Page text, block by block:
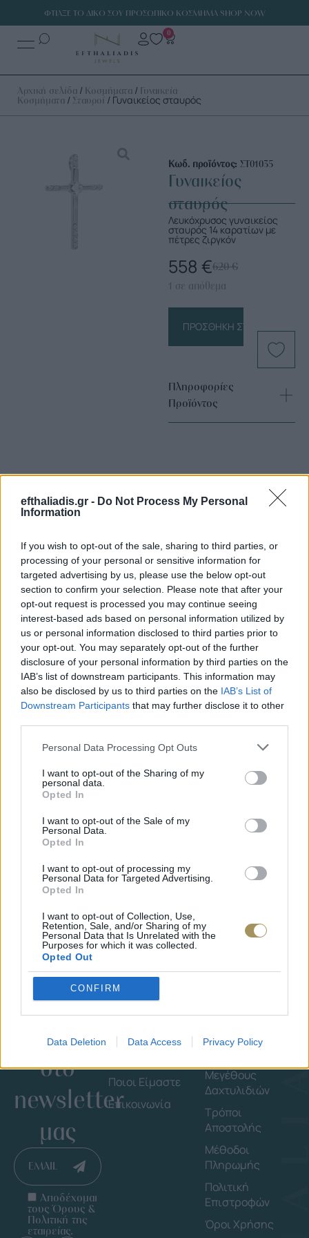
efthaliadis.gr - Do Not Process My Personal
Information
If you wish to opt-out of the sale, sharing to third parties, or
processing of your personal or sensitive information for
targeted advertising by us, please use the below opt-out
section to confirm your selection. Please note that after your
opt-out request is processed you may continue seeing
interest-based ads based on personal information utilized by
us or personal information disclosed to third parties prior to
your opt-out. You may separately opt-out of the further
disclosure of your personal information by third parties on the
IAB’s list of downstream participants. This information may
also be disclosed by us to third parties on the IAB’s List of
Downstream Participants that may further disclose it to other
Personal Data Processing Opt Outs
I want to opt-out of the Sharing of my
personal data.
Opted In
I want to opt-out of the Sale of my
Personal Data.
Opted In
I want to opt-out of processing my
Personal Data for Targeted Advertising.
Opted In
I want to opt-out of Collection, Use,
Retention, Sale, and/or Sharing of my
Personal Data that Is Unrelated with the
Purposes for which it was collected.
Opted Out
CONFIRM
Data Deletion Data Access Privacy Policy
ΦΤΙΑΞΕ ΤΟ ΔΙΚΟ ΣΟΥ ΠΡΟΣΩΠΙΚΟ ΚΟΣΜΗΜΑ SHOP NOW
0
Αρχική σελίδα / Κοσμήματα / Γυναικεία
Κοσμήματα / Σταυροί / Γυναικείος σταυρός
Κωδ. προϊόντος: ΣΤ01035
Γυναικείος
σταυρός
Λευκόχρυσος γυναικείος
σταυρός 14 καρατίων με
πέτρες ζιργκόν
620€
558 €
1 σε απόθεμα
ΠΡΟΣΘΉΚΗ ΣΤΟ ΚΑΛΆΘΙ
Πληροφορίες
Προϊόντος
Επιλογές Που Ταιριάζουν
Ανακαλύψτε τα κοσμήματα που αγαπήθηκαν περισσότερο!
Εδώ θα βρείτε τις κορυφαίες επιλογές που ξεχωρίζουν για
το μοναδικό τους στυλ και την εξαιρετική τους ποιότητα.
ΑΝΟΞΕΊΔΩΤΟ ΑΤΣΆΛΙ -10%
JCOU ARIA JU19087-2
Εγγράψου
στο
newsletter
μας
EMAIL
Αποδέχομαι
τους Όρους &
Πολιτική της
εταιρείας.
Εταιρεία
Ποιοι Είμαστε
Επικοινωνία
Μεγέθους
Δαχτυλιδιών
Τρόποι
Αποστολής
Μέθοδοι
Πληρωμής
Πολιτική
Επιστροφών
Όροι Χρήσης